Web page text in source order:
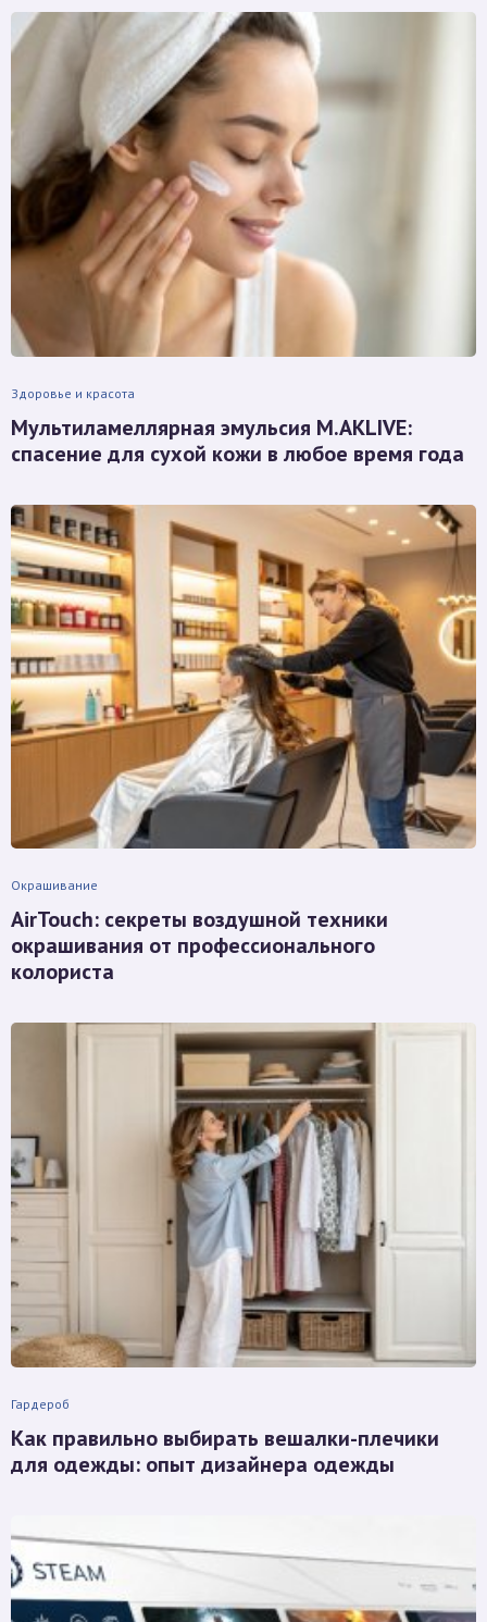
Здоровье и красота
Мультиламеллярная эмульсия M.AKLIVE:
спасение для сухой кожи в любое время года
Окрашивание
AirTouch: секреты воздушной техники
окрашивания от профессионального
колориста
Гардероб
Как правильно выбирать вешалки-плечики
для одежды: опыт дизайнера одежды